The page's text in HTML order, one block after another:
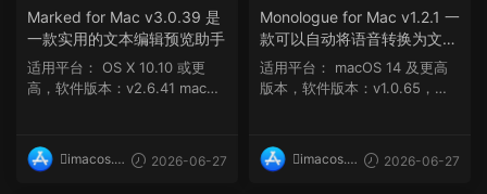
Marked for Mac v3.0.39 是
一款实用的文本编辑预览助手
适用平台： OS X 10.10 或更
高，软件版本：v2.6.41 macOS
imacos.t
2026-06-27
Monologue for Mac v1.2.1 一
款可以自动将语音转换为文本
的应用程序
适用平台： macOS 14 及更高
版本，软件版本：v1.0.65，架
imacos.t
2026-06-27